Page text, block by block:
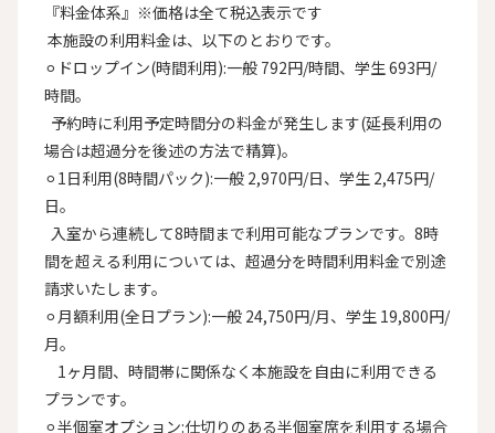
『料金体系』※価格は全て税込表示です
⚪︎ドロップイン(時間利用):一般 792円/時間、学生 693円/
時間。
場合は超過分を後述の方法で精算)。
⚪︎1日利用(8時間パック):一般 2,970円/日、学生 2,475円/
日。
間を超える利用については、超過分を時間利用料金で別途
請求いたします。
⚪︎月額利用(全日プラン):一般 24,750円/月、学生 19,800円/
月。
プランです。
⚪︎半個室オプション:仕切りのある半個室席を利用する場合